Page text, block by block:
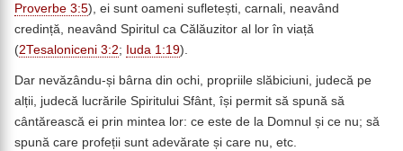
Proverbe 3:5), ei sunt oameni sufletești, carnali, neavând
credință, neavând Spiritul ca Călăuzitor al lor în viață
(2Tesaloniceni 3:2; Iuda 1:19).
Dar nevăzându-și bârna din ochi, propriile slăbiciuni, judecă pe
alții, judecă lucrările Spiritului Sfânt, își permit să spună să
cântărească ei prin mintea lor: ce este de la Domnul și ce nu; să
spună care profeții sunt adevărate și care nu, etc.